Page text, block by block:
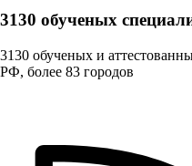
3130 обученых
3130 обученых и
РФ, более 83 городов